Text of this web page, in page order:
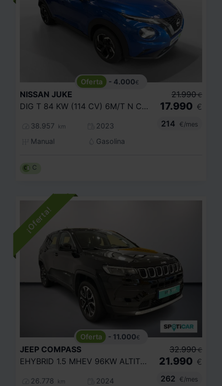
- 4.000€
NISSAN JUKE
DIG T 84 KW (114 CV) 6M/T N CONNECTA
38.957 km
2023
Manual
Gasolina
21.990 €
17.990 €
214
€/mes
C
- 11.000€
JEEP COMPASS
EHYBRID 1.5 MHEV 96KW ALTITUDE DCT
26.778 km
2024
32.990 €
21.990 €
262
€/mes